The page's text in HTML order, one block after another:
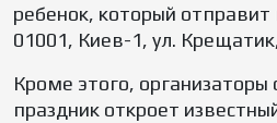
ребенок, который отправит
01001, Киев-1, ул.
Кроме этого,
праздник откроет